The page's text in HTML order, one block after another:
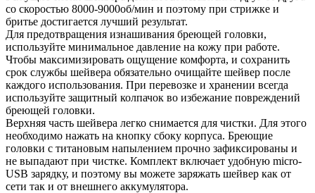
со скоростью 8000-9000об/мин и поэтому при стрижке и
бритье достигается лучший результат.
Для предотвращения изнашивания бреющей головки,
используйте минимальное давление на кожу при работе.
Чтобы максимизировать ощущение комфорта, и сохранить
срок службы шейвера обязательно очищайте шейвер после
каждого использования. При перевозке и хранении всегда
используйте защитный колпачок во избежание повреждений
бреющей головки.
Верхняя часть шейвера легко снимается для чистки. Для этого
необходимо нажать на кнопку сбоку корпуса. Бреющие
головки с титановым напылением прочно зафиксированы и
не выпадают при чистке. Комплект включает удобную micro-
USB зарядку, и поэтому вы можете заряжать шейвер как от
сети так и от внешнего аккумулятора.